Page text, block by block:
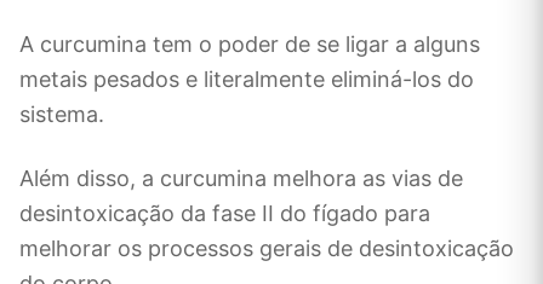
A curcumina tem o poder de se ligar a alguns
metais pesados ​​e literalmente eliminá-los do
sistema.
Além disso, a curcumina melhora as vias de
desintoxicação da fase II do fígado para
melhorar os processos gerais de desintoxicação